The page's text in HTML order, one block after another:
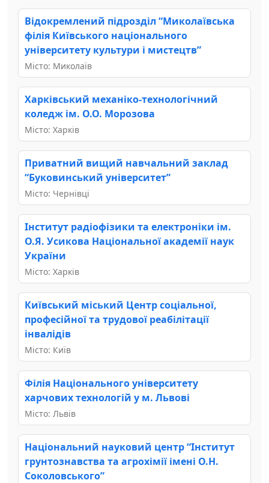
Відокремлений підрозділ “Миколаївська
філія Київського національного
університету культури і мистецтв”
Місто: Миколаїв
Харківський механіко-технологічний
коледж ім. О.О. Морозова
Місто: Харків
Приватний вищий навчальний заклад
“Буковинський університет”
Місто: Чернівці
Інститут радіофізики та електроніки ім.
О.Я. Усикова Національної академії наук
України
Місто: Харків
Київський міський Центр соціальної,
професійної та трудової реабілітації
інвалідів
Місто: Київ
Філія Національного університету
харчових технологій у м. Львові
Місто: Львів
Національний науковий центр “Інститут
грунтознавства та агрохімії імені О.Н.
Соколовського”